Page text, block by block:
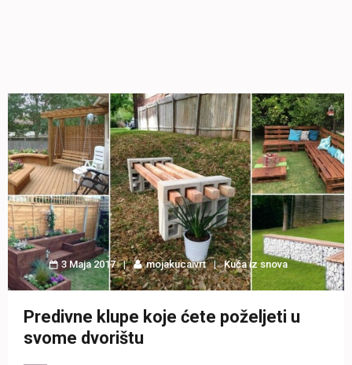
3 Maja 2017 mojakucaivrt Kuća iz snova
Predivne klupe koje ćete poželjeti u
svome dvorištu